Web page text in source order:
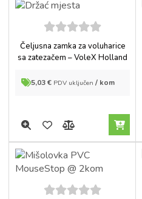
out of
5
Čeljusna zamka za voluharice
sa zatezačem – VoleX Holland
5,03€ PDV uključen / kom